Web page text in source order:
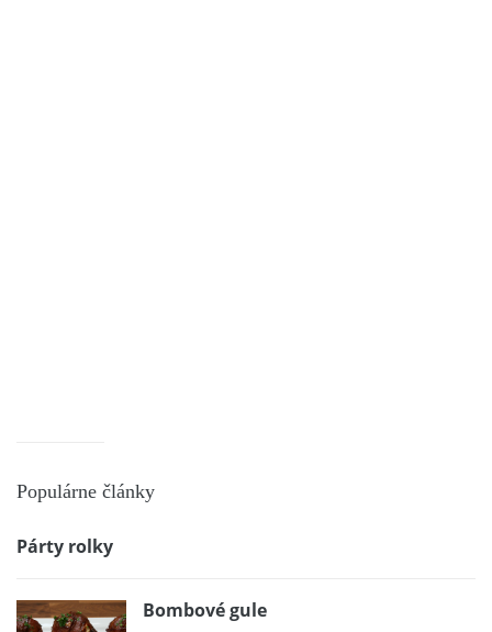
Populárne články
Párty rolky
Bombové gule